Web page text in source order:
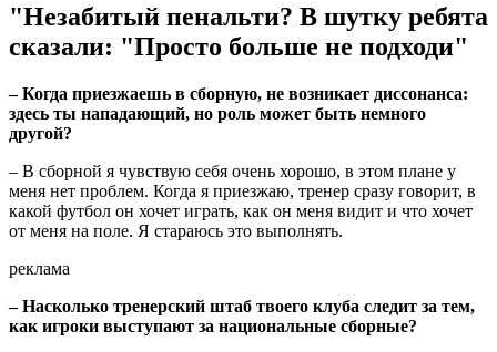
"Незабитый пенальти? В шутку ребята
сказали: "Просто больше не подходи"
– Когда приезжаешь в сборную, не возникает диссонанса:
здесь ты нападающий, но роль может быть немного
другой?
– В сборной я чувствую себя очень хорошо, в этом плане у
меня нет проблем. Когда я приезжаю, тренер сразу говорит, в
какой футбол он хочет играть, как он меня видит и что хочет
от меня на поле. Я стараюсь это выполнять.
реклама
– Насколько тренерский штаб твоего клуба следит за тем,
как игроки выступают за национальные сборные?